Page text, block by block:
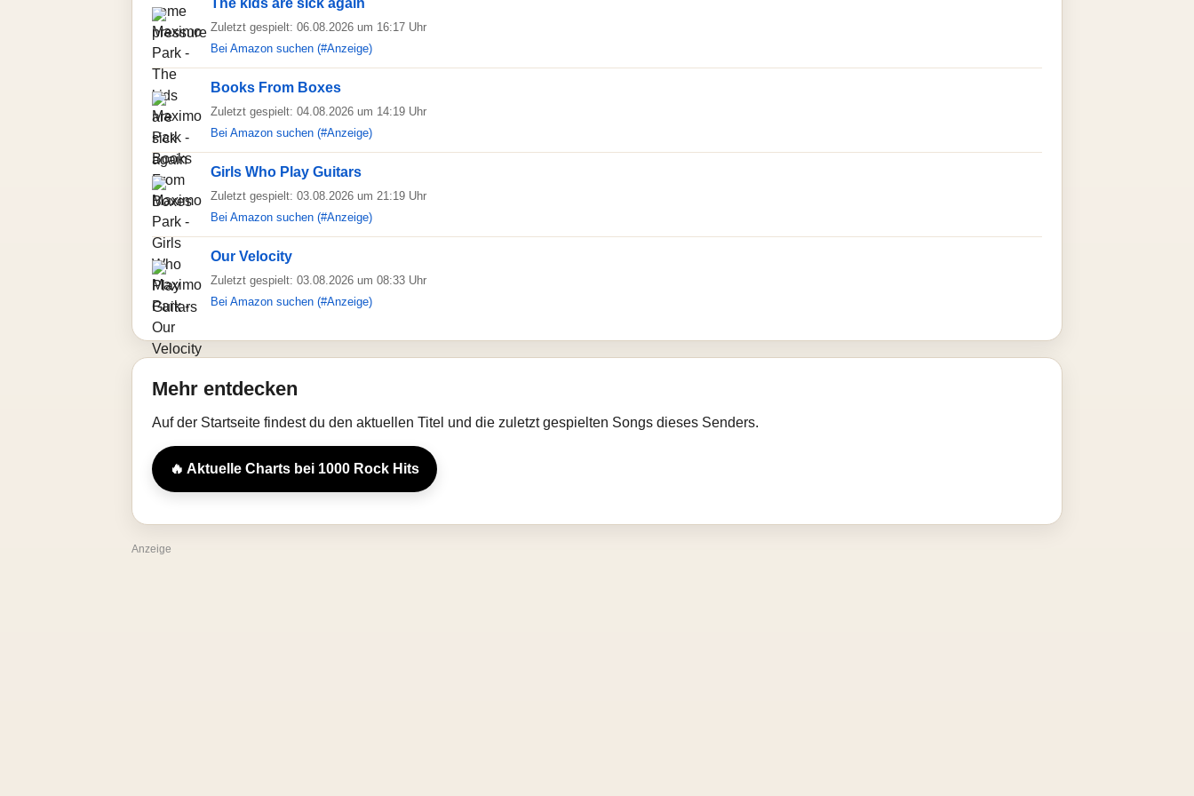
The kids are sick again
Zuletzt gespielt: 06.08.2026 um 16:17 Uhr
Bei Amazon suchen (#Anzeige)
Books From Boxes
Zuletzt gespielt: 04.08.2026 um 14:19 Uhr
Bei Amazon suchen (#Anzeige)
Girls Who Play Guitars
Zuletzt gespielt: 03.08.2026 um 21:19 Uhr
Bei Amazon suchen (#Anzeige)
Our Velocity
Zuletzt gespielt: 03.08.2026 um 08:33 Uhr
Bei Amazon suchen (#Anzeige)
Mehr entdecken
Auf der Startseite findest du den aktuellen Titel und die zuletzt gespielten Songs dieses Senders.
🔥 Aktuelle Charts bei 1000 Rock Hits
Anzeige